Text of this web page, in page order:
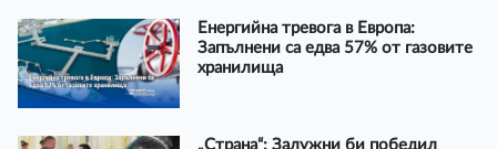
Енергийна тревога в Европа:
Запълнени са едва 57% от газовите
хранилища
„Страна“: Залужни би победил